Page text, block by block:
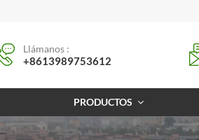
Llámanos :
+8613989753612
PRODUCTOS